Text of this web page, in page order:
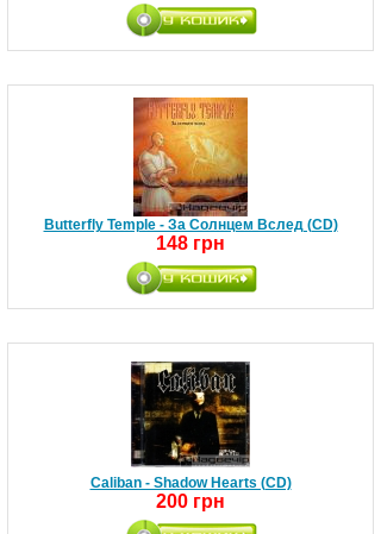
Butterfly Temple - За Солнцем Вслед (CD)
148 грн
Caliban - Shadow Hearts (CD)
200 грн